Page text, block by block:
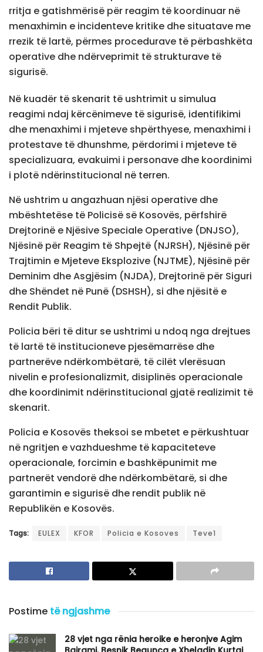
rritja e gatishmërisë për reagim të koordinuar në
menaxhimin e incidenteve kritike dhe situatave me
rrezik të lartë, përmes procedurave të përbashkëta
operative dhe ndërveprimit të strukturave të
sigurisë.
Në kuadër të skenarit të ushtrimit u simulua
reagimi ndaj kërcënimeve të sigurisë, identifikimi
dhe menaxhimi i mjeteve shpërthyese, menaxhimi i
protestave të dhunshme, përdorimi i mjeteve të
specializuara, evakuimi i personave dhe koordinimi
i plotë ndërinstitucional në terren.
Në ushtrim u angazhuan njësi operative dhe
mbështetëse të Policisë së Kosovës, përfshirë
Drejtorinë e Njësive Speciale Operative (DNJSO),
Njësinë për Reagim të Shpejtë (NJRSH), Njësinë për
Trajtimin e Mjeteve Eksplozive (NJTME), Njësinë për
Deminim dhe Asgjësim (NJDA), Drejtorinë për Siguri
dhe Shëndet në Punë (DSHSH), si dhe njësitë e
Rendit Publik.
Policia bëri të ditur se ushtrimi u ndoq nga drejtues
të lartë të institucioneve pjesëmarrëse dhe
partnerëve ndërkombëtarë, të cilët vlerësuan
nivelin e profesionalizmit, disiplinës operacionale
dhe koordinimit ndërinstitucional gjatë realizimit të
skenarit.
Policia e Kosovës theksoi se mbetet e përkushtuar
në ngritjen e vazhdueshme të kapaciteteve
operacionale, forcimin e bashkëpunimit me
partnerët vendorë dhe ndërkombëtarë, si dhe
garantimin e sigurisë dhe rendit publik në
Republikën e Kosovës.
Tags: EULEX KFOR Policia e Kosoves Teve1
Postime të ngjashme
​28 vjet nga rënia heroike e heronjve Agim